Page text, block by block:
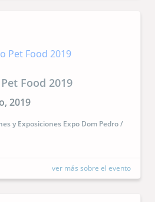
Food 2019
2019
y Exposiciones Expo Dom Pedro /
ver más sobre el evento